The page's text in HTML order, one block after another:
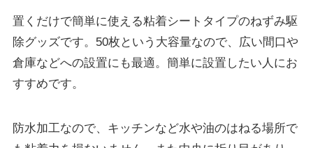
置くだけで簡単に使える粘着シートタイプのねずみ駆
除グッズです。50枚という大容量なので、広い間口や
倉庫などへの設置にも最適。簡単に設置したい人にお
すすめです。
防水加工なので、キッチンなど水や油のはねる場所で